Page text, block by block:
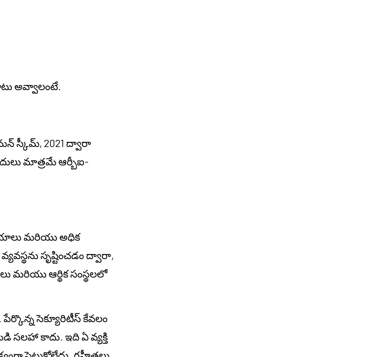
అవ్వాలంటే.
స్కీమ్, 2021 ద్వారా
మాత్రమే ఆర్బీఐ-
మరియు అధిక
సృష్టించడం ద్వారా,
మరియు ఆర్థిక సంస్థలలో
సెక్యూరిటీస్ కేవలం
సలహా కాదు. ఇది ఏ వ్యక్తి